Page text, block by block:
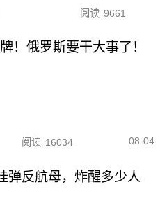
阅读 9661
！俄罗斯要干大事了！
阅读 16034 08-04
弹反航母，炸醒多少人